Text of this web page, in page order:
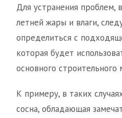
Для устранения проблем,
летней жары и влаги,
определиться с
которая будет
основного строительного
К примеру, в таких
сосна, обладающая